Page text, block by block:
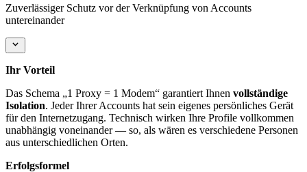
Zuverlässiger Schutz vor der Verknüpfung von Accounts
untereinander
Ihr Vorteil
Das Schema „1 Proxy = 1 Modem“ garantiert Ihnen vollständige
Isolation. Jeder Ihrer Accounts hat sein eigenes persönliches Gerät
für den Internetzugang. Technisch wirken Ihre Profile vollkommen
unabhängig voneinander — so, als wären es verschiedene Personen
aus unterschiedlichen Orten.
Erfolgsformel